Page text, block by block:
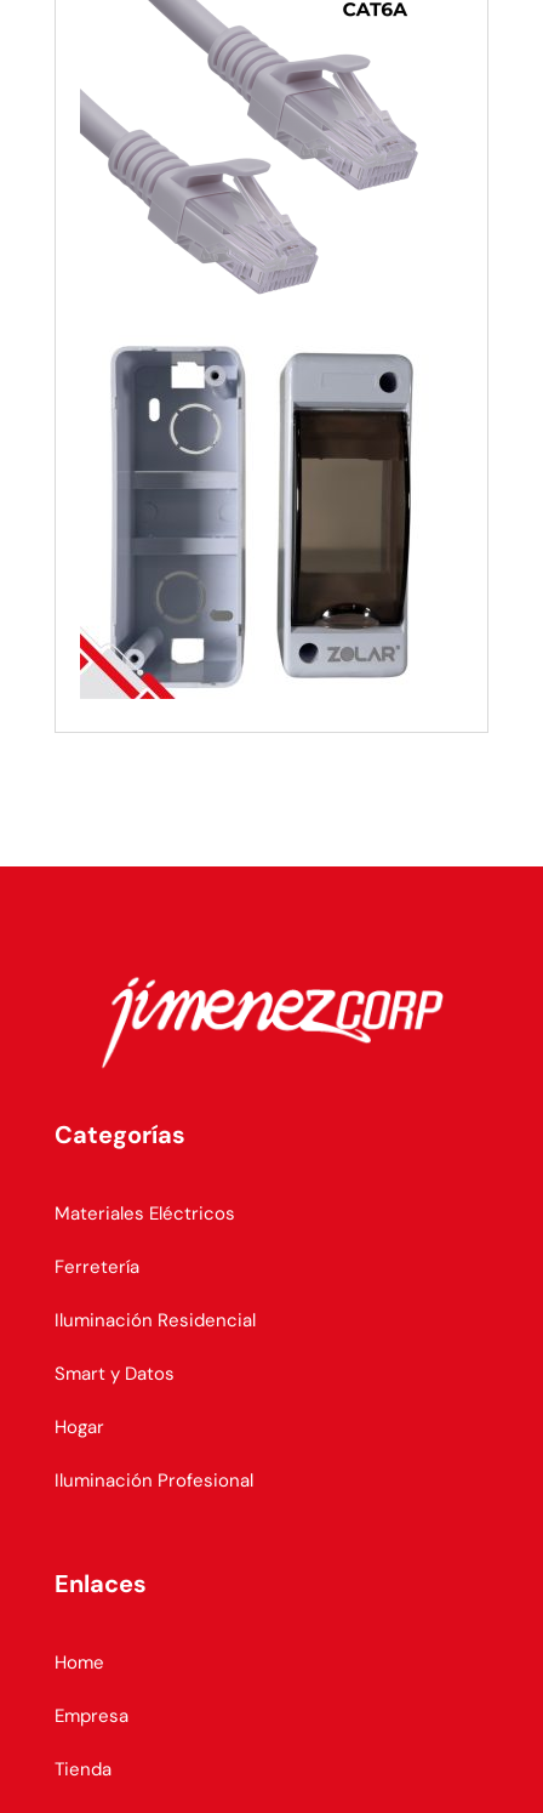
Categorías
Materiales Eléctricos
Ferretería
Iluminación Residencial
Smart y Datos
Hogar
Iluminación Profesional
Enlaces
Home
Empresa
Tienda